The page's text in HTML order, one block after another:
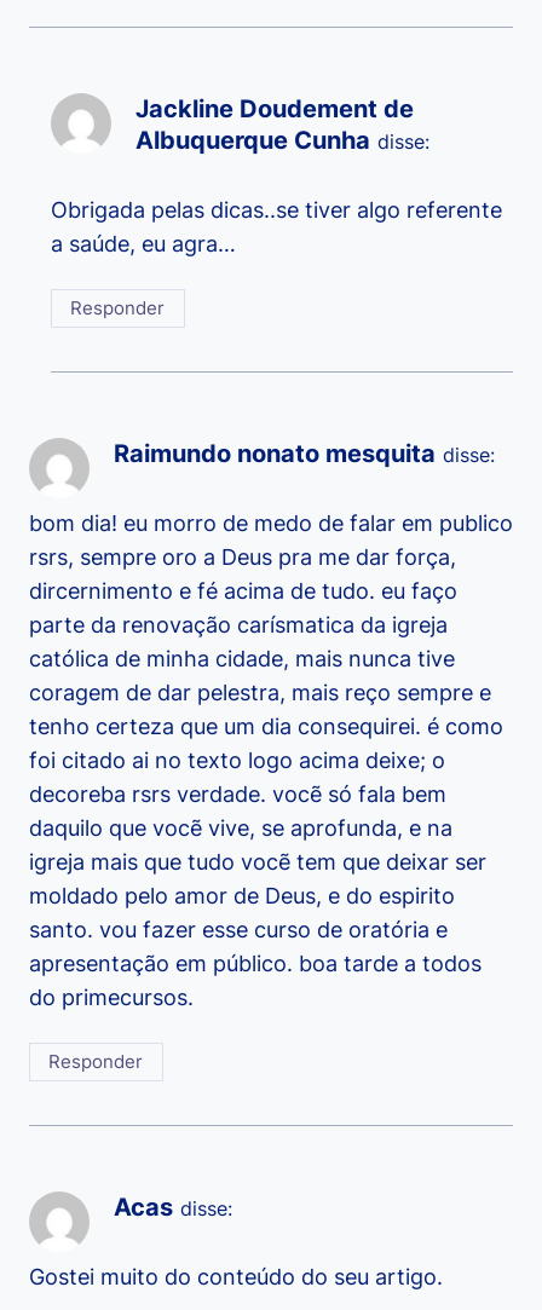
Jackline Doudement de
Albuquerque Cunha disse:
Obrigada pelas dicas..se tiver algo referente
a saúde, eu agra…
Responder
Raimundo nonato mesquita disse:
bom dia! eu morro de medo de falar em publico
rsrs, sempre oro a Deus pra me dar força,
dircernimento e fé acima de tudo. eu faço
parte da renovação carísmatica da igreja
católica de minha cidade, mais nunca tive
coragem de dar pelestra, mais reço sempre e
tenho certeza que um dia consequirei. é como
foi citado ai no texto logo acima deixe; o
decoreba rsrs verdade. vocẽ só fala bem
daquilo que vocẽ vive, se aprofunda, e na
igreja mais que tudo vocẽ tem que deixar ser
moldado pelo amor de Deus, e do espirito
santo. vou fazer esse curso de oratória e
apresentação em público. boa tarde a todos
do primecursos.
Responder
Acas disse:
Gostei muito do conteúdo do seu artigo.